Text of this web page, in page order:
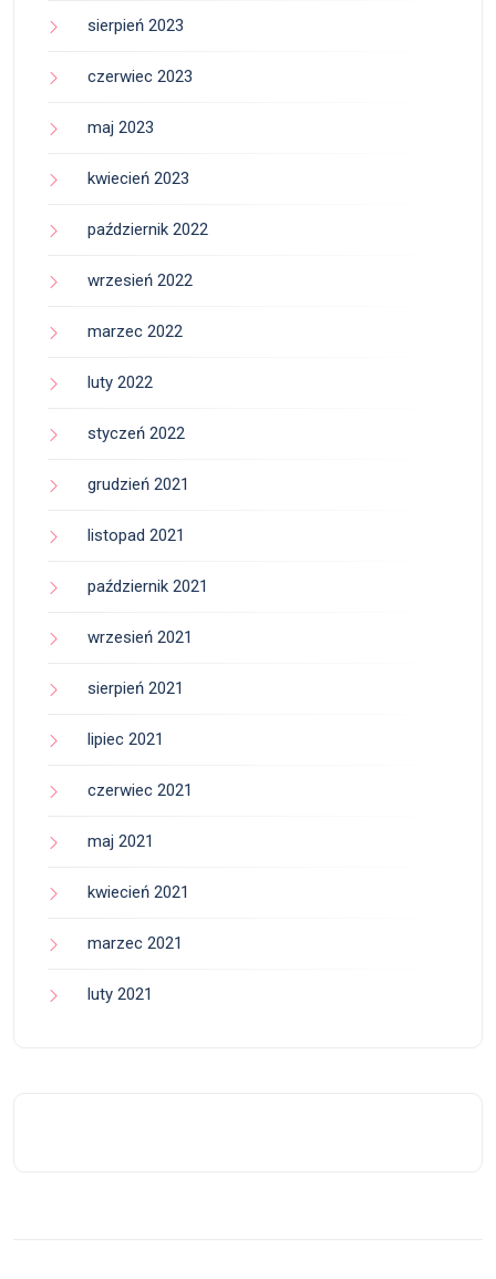
sierpień 2023
czerwiec 2023
maj 2023
kwiecień 2023
październik 2022
wrzesień 2022
marzec 2022
luty 2022
styczeń 2022
grudzień 2021
listopad 2021
październik 2021
wrzesień 2021
sierpień 2021
lipiec 2021
czerwiec 2021
maj 2021
kwiecień 2021
marzec 2021
luty 2021